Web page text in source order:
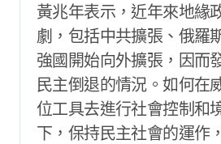
黃兆年表示，近年來地緣
劇，包括中共擴張、俄羅
強國開始向外擴張，因而
民主倒退的情況。如何在
位工具去進行社會控制和
下，保持民主社會的運作